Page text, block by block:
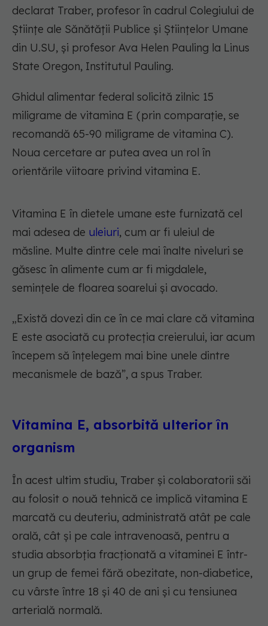
declarat Traber, profesor în cadrul Colegiului de
Științe ale Sănătății Publice și Științelor Umane
din U.SU, și profesor Ava Helen Pauling la Linus
State Oregon, Institutul Pauling.
Ghidul alimentar federal solicită zilnic 15
miligrame de vitamina E (prin comparație, se
recomandă 65-90 miligrame de vitamina C).
Noua cercetare ar putea avea un rol în
orientările viitoare privind vitamina E.
Vitamina E în dietele umane este furnizată cel
mai adesea de uleiuri, cum ar fi uleiul de
măsline. Multe dintre cele mai înalte niveluri se
găsesc în alimente cum ar fi migdalele,
semințele de floarea soarelui și avocado.
„Există dovezi din ce în ce mai clare că vitamina
E este asociată cu protecția creierului, iar acum
începem să înțelegem mai bine unele dintre
mecanismele de bază”, a spus Traber.
Vitamina E, absorbită ulterior în
organism
În acest ultim studiu, Traber și colaboratorii săi
au folosit o nouă tehnică ce implică vitamina E
marcată cu deuteriu, administrată atât pe cale
orală, cât și pe cale intravenoasă, pentru a
studia absorbția fracționată a vitaminei E într-
un grup de femei fără obezitate, non-diabetice,
cu vârste între 18 și 40 de ani și cu tensiunea
arterială normală.